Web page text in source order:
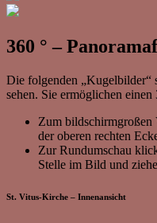
360 ° –
Die folgenden „Kugelbilder“
sehen. Sie ermöglichen
Zum bildschirmgroßen
der oberen rechten
Zur Rundumschau
Stelle im Bild und
St. Vitus-Kirche – Innenansicht